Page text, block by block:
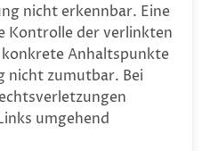
nicht erkennbar. Eine
Kontrolle der verlinkten
Anhaltspunkte
nicht zumutbar. Bei
umgehend